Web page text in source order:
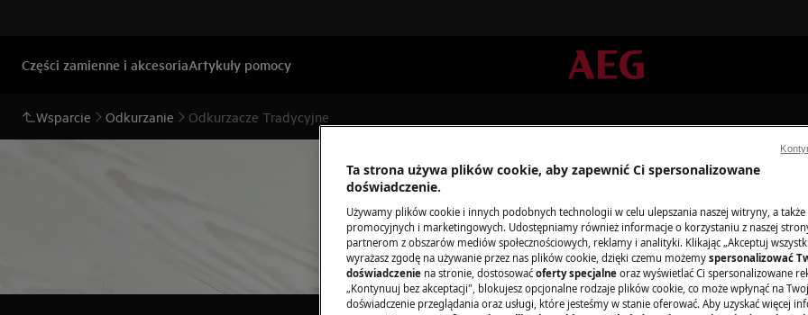
Części zamienne i akcesoriaArtykuły pomocy
Wsparcie Odkurzanie Odkurzacze Tradycyjne
Wsparcie dla Odkurzacze
Ta strona używa plików cookie, aby zapewnić Ci spersonalizowane
doświadczenie.
Używamy plików cookie i innych podobnych technologii w celu ulepszania naszej witryny, a także
promocyjnych i marketingowych. Udostępniamy również informacje o korzystaniu z naszej
partnerom z obszarów mediów społecznościowych, reklamy i analityki. Klikając „Akceptuj
wyrażasz zgodę na używanie przez nas plików cookie, dzięki czemu możemy spersonalizować
doświadczenie na stronie, dostosować oferty specjalne oraz wyświetlać Ci spersonalizowane
„Kontynuuj bez akceptacji", blokujesz opcjonalne rodzaje plików cookie, co może wpłynąć na
doświadczenie przeglądania oraz usługi, które jesteśmy w stanie oferować. Aby uzyskać więcej